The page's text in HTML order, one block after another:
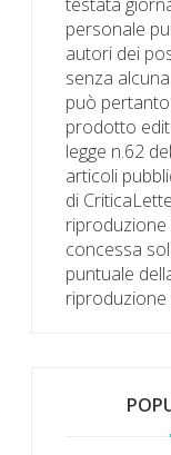
personale
autori dei
senza
può
prodotto
legge n.62
articoli
di
concessa
puntuale
riproduzione